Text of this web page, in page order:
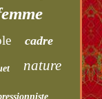
cadre
nature